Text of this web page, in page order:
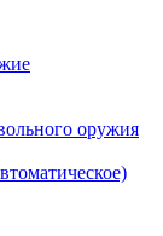
оружия